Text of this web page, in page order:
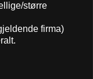
større
firma)